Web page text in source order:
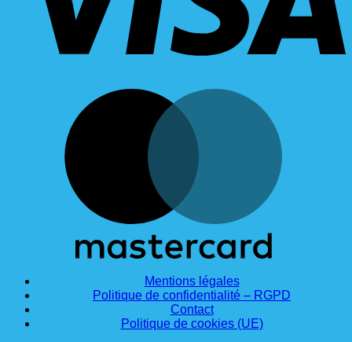
Mentions légales
Politique de confidentialité – RGPD
Contact
Politique de cookies (UE)